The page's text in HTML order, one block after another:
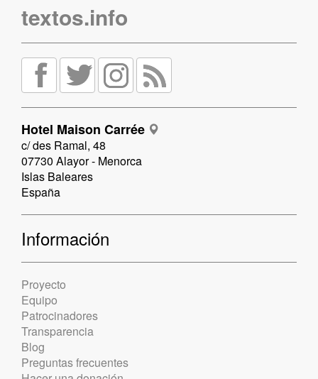
textos.info
Hotel Maison Carrée
c/ des Ramal, 48
07730 Alayor - Menorca
Islas Baleares
España
Información
Proyecto
Equipo
Patrocinadores
Transparencia
Blog
Preguntas frecuentes